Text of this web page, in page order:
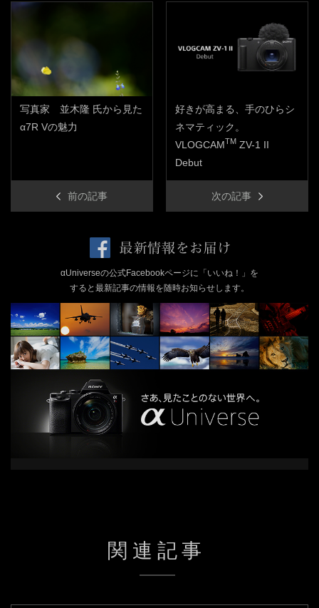
写真家 並木隆 氏から見た
α7R Vの魅力
前の記事
好きが高まる、手のひらシ
ネマティック。
VLOGCAMTM ZV-1 II
Debut
次の記事
αUniverseの公式Facebookページに「いいね！」を
すると最新記事の情報を随時お知らせします。
関連記事